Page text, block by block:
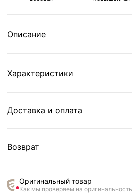
Описание
Характеристики
Доставка и оплата
Возврат
Оригинальный товар
Как мы проверяем на оригинальность